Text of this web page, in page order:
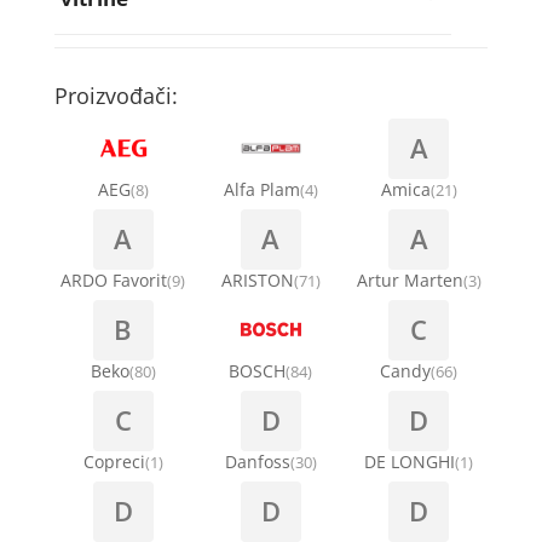
Ručice za vrata za veš mašinu
Šarke za veš mašine
Stakla i okviri vrata za veš mašinu
Termostati i hidrostati za veš mašine
Točkići za sudo mašine
Kompresori za klima uređaje
Kondenz creva
Nosači za klimu
Ostali materijal za montažu klima uređaja
Proizvođači:
AEG(8) Alfa Plam(4)
A
Amica(21)
A
ARDO Favorit(9)
A
ARISTON(71)
A
Artur Marten(3)
B
Beko(80) BOSCH(84)
C
Candy(66)
C
Copreci(1)
D
Danfoss(30)
D
DE LONGHI(1)
D D D